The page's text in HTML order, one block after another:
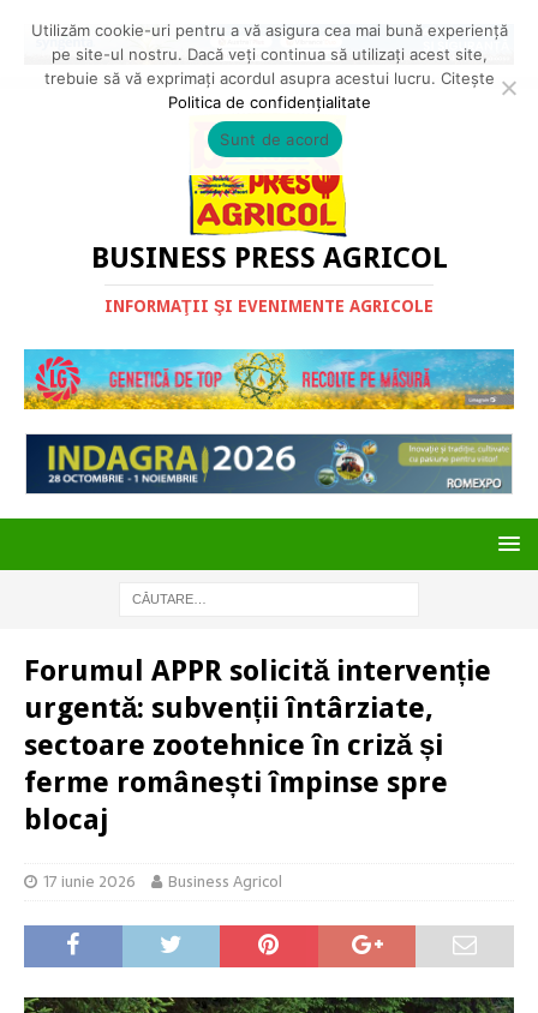
BUSINESS PRESS AGRICOL
INFORMAŢII ŞI EVENIMENTE AGRICOLE
Forumul APPR solicită intervenție
urgentă: subvenții întârziate,
sectoare zootehnice în criză și
ferme românești împinse spre
blocaj
17 iunie 2026 Business Agricol
Utilizăm cookie-uri pentru a vă asigura cea mai bună experiență
pe site-ul nostru. Dacă veți continua să utilizați acest site,
trebuie să vă exprimați acordul asupra acestui lucru. Citește
Politica de confidențialitate
Sunt de acord